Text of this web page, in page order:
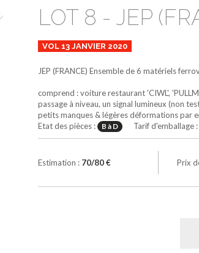
LOT 8 - JEP
VOL 13 JANVIER 2020
JEP (FRANCE) Ensemble de 6 matériels
comprend : voiture restaurant 'CIWL',
passage à niveau, un signal lumineux (non
petits manques & légères déformations par
Etat des pièces :
B à D Tarif d'emballage :
Estimation : 70/80 € Prix